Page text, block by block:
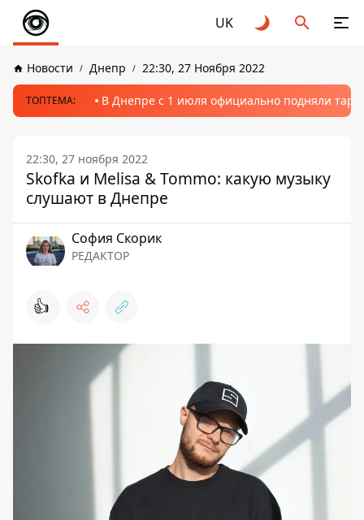
UK
Новости Днепр 22:30, 27 Ноября 2022
ТОПТЕМА: В Днепре с 1 июля официально подняли
22:30, 27 ноября 2022
Skofka и Melisa & Tommo: какую музыку
слушают в Днепре
София Скорик
РЕДАКТОР
👍